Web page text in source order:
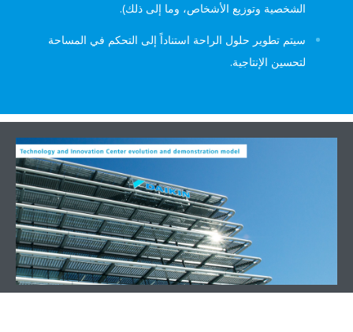
الشخصية وتوزيع الأشخاص، وما إلى ذلك).
سيتم تطوير حلول الراحة استناداً إلى التحكم في المساحة
لتحسين الإنتاجية.